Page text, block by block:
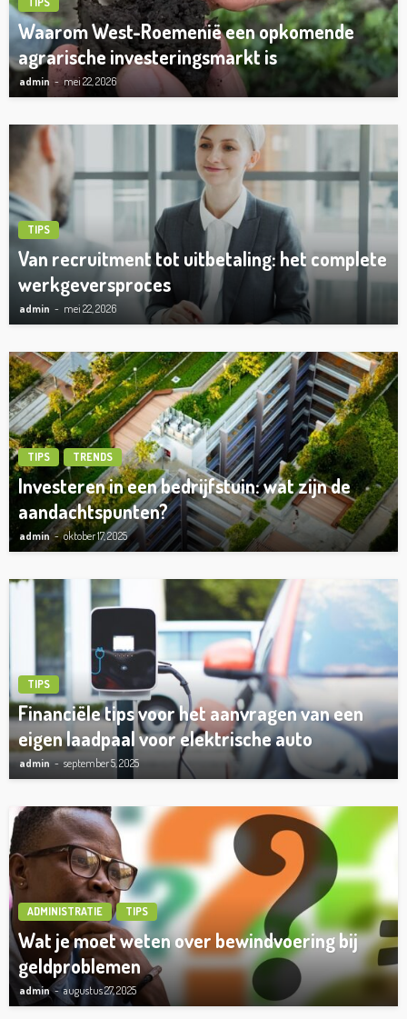
Waarom West-Roemenië een opkomende
agrarische investeringsmarkt is
admin mei 22, 2026
TIPS
Van recruitment tot uitbetaling: het complete
werkgeversproces
admin mei 22, 2026
TIPS TRENDS
Investeren in een bedrijfstuin: wat zijn de
aandachtspunten?
admin oktober 17, 2025
TIPS
Financiële tips voor het aanvragen van een
eigen laadpaal voor elektrische auto
admin september 5, 2025
ADMINISTRATIE TIPS
Wat je moet weten over bewindvoering bij
geldproblemen
admin augustus 27, 2025